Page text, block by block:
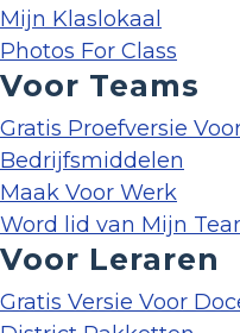
Mijn Klaslokaal
Photos For Class
Voor Teams
Gratis Proefversie
Bedrijfsmiddelen
Maak Voor Werk
Word lid van Mijn
Voor Leraren
Gratis Versie Voor